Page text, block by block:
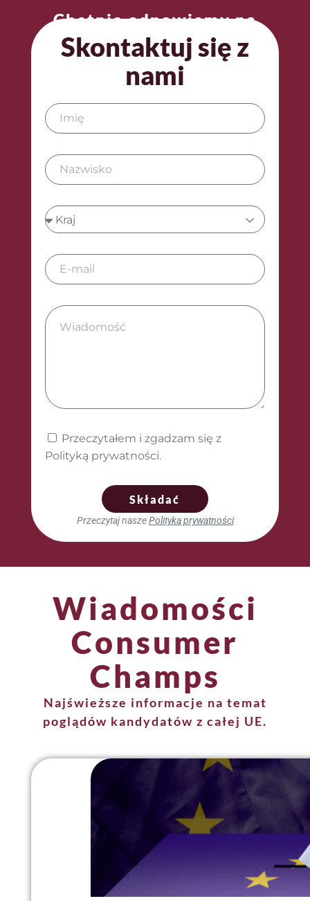
Chętnie odpowiemy na
Twoje pytania.
Skontaktuj się z
nami
Przeczytałem i zgadzam się z
Polityką prywatności.
Składać
Przeczytaj naszePolityka prywatności
Wiadomości
Consumer
Champs
Najświeższe informacje na temat
poglądów kandydatów z całej UE.